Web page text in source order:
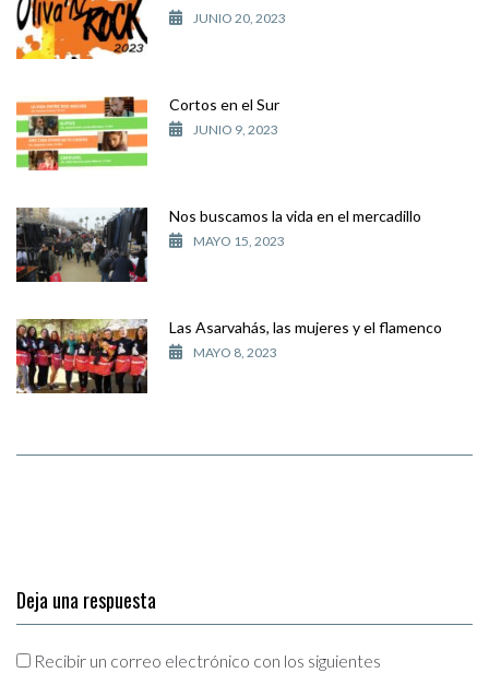
JUNIO 20, 2023
Cortos en el Sur
JUNIO 9, 2023
Nos buscamos la vida en el mercadillo
MAYO 15, 2023
Las Asarvahás, las mujeres y el flamenco
MAYO 8, 2023
Deja una respuesta
Recibir un correo electrónico con los siguientes